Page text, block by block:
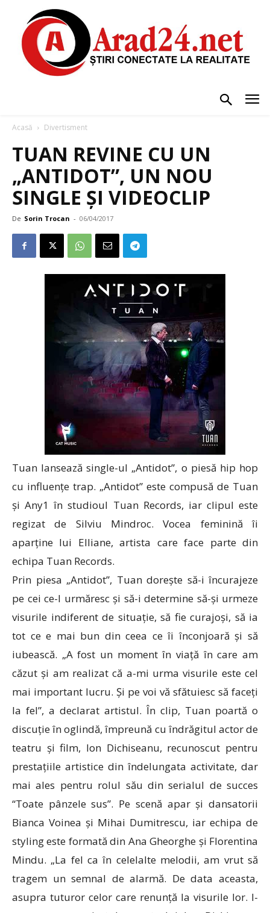
Acasă Divertisment
TUAN REVINE CU UN
„ANTIDOT”, UN NOU
SINGLE ȘI VIDEOCLIP
De Sorin Trocan - 06/04/2017
Tuan lansează single-ul „Antidot”, o piesă hip hop
cu influențe trap. „Antidot” este compusă de Tuan
și Any1 în studioul Tuan Records, iar clipul este
regizat de Silviu Mindroc. Vocea feminină îi
aparține lui Elliane, artista care face parte din
echipa Tuan Records.
Prin piesa „Antidot”, Tuan dorește să-i încurajeze
pe cei ce-l urmăresc și să-i determine să-și urmeze
visurile indiferent de situație, să fie curajoși, să ia
tot ce e mai bun din ceea ce îi înconjoară și să
iubească. „A fost un moment în viață în care am
căzut și am realizat că a-mi urma visurile este cel
mai important lucru. Și pe voi vă sfătuiesc să faceți
la fel”, a declarat artistul. În clip, Tuan poartă o
discuție în oglindă, împreună cu îndrăgitul actor de
teatru și film, Ion Dichiseanu, recunoscut pentru
prestațiile artistice din îndelungata activitate, dar
mai ales pentru rolul său din serialul de succes
“Toate pânzele sus”. Pe scenă apar și dansatorii
Bianca Voinea și Mihai Dumitrescu, iar echipa de
styling este formată din Ana Gheorghe și Florentina
Mindu. „La fel ca în celelalte melodii, am vrut să
tragem un semnal de alarmă. De data aceasta,
asupra tuturor celor care renunță la visurile lor. I-